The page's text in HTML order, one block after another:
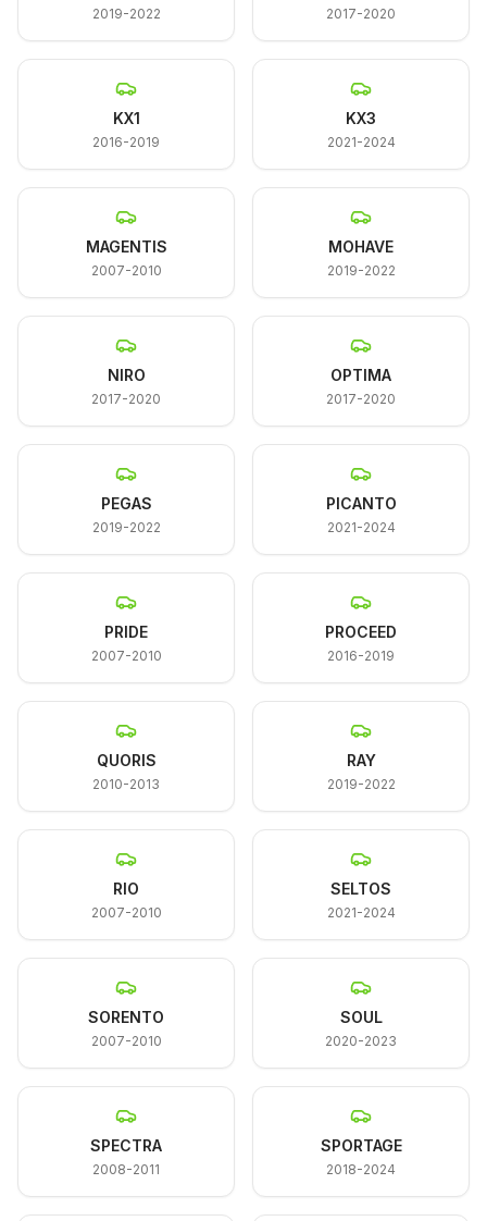
2019-2022 2017-2020
KX1
2016-2019
KX3
2021-2024
MAGENTIS
2007-2010
MOHAVE
2019-2022
NIRO
2017-2020
OPTIMA
2017-2020
PEGAS
2019-2022
PICANTO
2021-2024
PRIDE
2007-2010
PROCEED
2016-2019
QUORIS
2010-2013
RAY
2019-2022
RIO
2007-2010
SELTOS
2021-2024
SORENTO
2007-2010
SOUL
2020-2023
SPECTRA
2008-2011
SPORTAGE
2018-2024